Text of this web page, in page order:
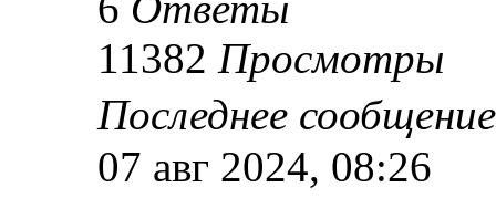
11382 Просмотры
Последнее
07 авг 2024, 08:26